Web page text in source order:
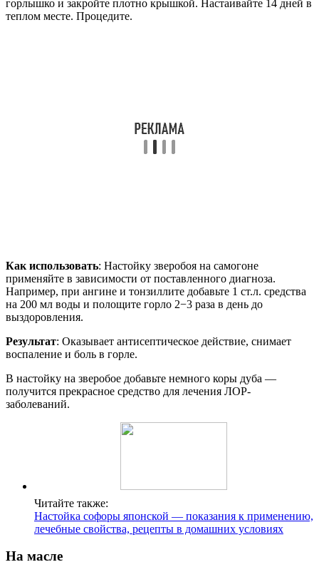
горлышко и закройте плотно крышкой. Настаивайте 14 дней в
теплом месте. Процедите.
Как использовать: Настойку зверобоя на самогоне
применяйте в зависимости от поставленного диагноза.
Например, при ангине и тонзиллите добавьте 1 ст.л. средства
на 200 мл воды и полощите горло 2−3 раза в день до
выздоровления.
Результат: Оказывает антисептическое действие, снимает
воспаление и боль в горле.
В настойку на зверобое добавьте немного коры дуба —
получится прекрасное средство для лечения ЛОР-
заболеваний.
Читайте также:
Настойка софоры японской — показания к применению,
лечебные свойства, рецепты в домашних условиях
На масле